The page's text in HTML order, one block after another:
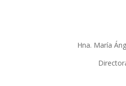
Hna. María
Directora